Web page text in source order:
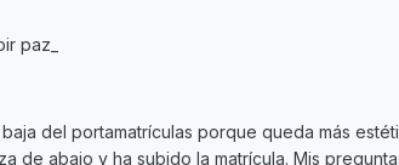
paz_
del portamatrículas porque queda más
de abajo y ha subido la matrícula. Mis